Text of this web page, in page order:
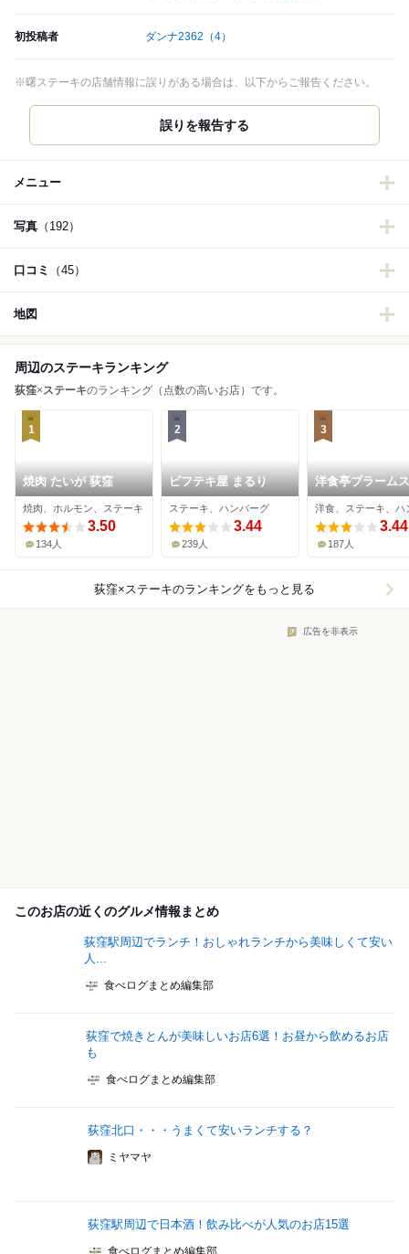
初投稿者 ダンナ2362 （4）
※曙ステーキの店舗情報に誤りがある場合は、以下からご報告ください。
誤りを報告する
メニュー
写真 （192）
口コミ （45）
地図
周辺のステーキランキング
荻窪×ステーキのランキング（点数の高いお店）です。
1
焼肉 たいが 荻窪
焼肉、ホルモン、ステーキ
3.50
134人
2
ビフテキ屋 まるり
ステーキ、ハンバーグ
3.44
239人
3
洋食亭ブラーム
ミネ荻窪店
3.44
187人
荻窪×ステーキのランキングをもっと見る
広告を非表示
このお店の近くのグルメ情報まとめ
荻窪駅周辺でランチ！おしゃれランチから美味しくて安い
人...
食べログまとめ編集部
荻窪で焼きとんが美味しいお店6選！お昼から飲めるお店
も
食べログまとめ編集部
荻窪北口・・・うまくて安いランチする？
ミヤマヤ
荻窪駅周辺で日本酒！飲み比べが人気のお店15選